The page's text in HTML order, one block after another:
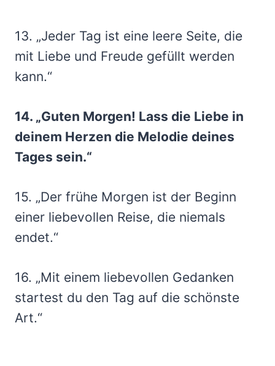
13. „Jeder Tag ist eine leere Seite, die
mit Liebe und Freude gefüllt werden
kann.“
14. „Guten Morgen! Lass die Liebe in
deinem Herzen die Melodie deines
Tages sein.“
15. „Der frühe Morgen ist der Beginn
einer liebevollen Reise, die niemals
endet.“
16. „Mit einem liebevollen Gedanken
startest du den Tag auf die schönste
Art.“